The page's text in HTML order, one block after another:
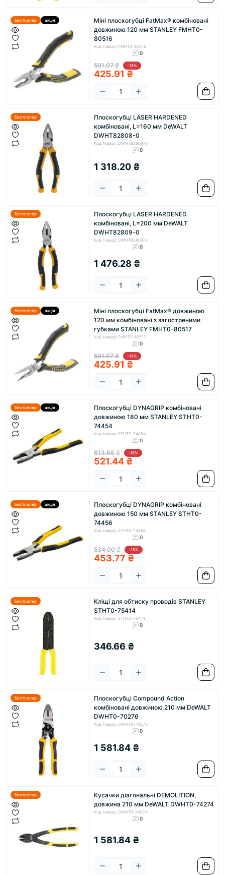
Бестселер акція
Міні плоскогубці FatMax® комбіновані
довжиною 120 мм STANLEY FMHT0-
80516
Код товару: FMHT0-80516
0
501.07 ₴ -15%
425.91 ₴
Бестселер
Плоскогубці LASER HARDENED
комбіновані, L=160 мм DeWALT
DWHT82808-0
Код товару: DWHT82808-0
0
1 318.20 ₴
Бестселер
Плоскогубці LASER HARDENED
комбіновані, L=200 мм DeWALT
DWHT82809-0
Код товару: DWHT82809-0
0
1 476.28 ₴
Бестселер акція
Міні плоскогубці FatMax® довжиною
120 мм комбіновані з загостреними
губками STANLEY FMHT0-80517
Код товару: FMHT0-80517
0
501.07 ₴ -15%
425.91 ₴
Бестселер акція
Плоскогубці DYNAGRIP комбіновані
довжиною 180 мм STANLEY STHT0-
74454
Код товару: STHT0-74454
0
613.66 ₴ -15%
521.44 ₴
Бестселер акція
Плоскогубці DYNAGRIP комбіновані
довжиною 150 мм STANLEY STHT0-
74456
Код товару: STHT0-74456
0
534.00 ₴ -15%
453.77 ₴
Бестселер
Кліщі для обтиску проводів STANLEY
STHT0-75414
Код товару: STHT0-75414
0
346.66 ₴
Бестселер
Плоскогубці Compound Action
комбіновані довжиною 210 мм DeWALT
DWHT0-70276
Код товару: DWHT0-70276
0
1 581.84 ₴
Бестселер
Кусачки діагональні DEMOLITION,
довжина 210 мм DeWALT DWHT0-74274
Код товару: DWHT0-74274
0
1 581.84 ₴